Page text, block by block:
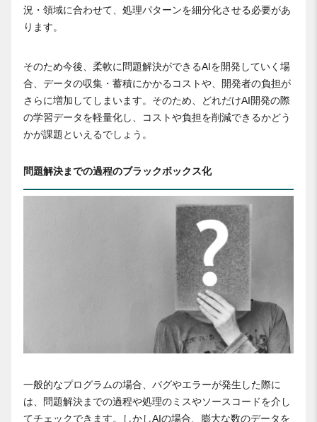
況・領域に合わせて、処理パターンを細分化させる必要があ
ります。
そのため今後、柔軟に問題解決ができるAIを開発していく場
合、データの収集・蓄積にかかるコストや、開発者の負担が
さらに増加してしまいます。そのため、どれだけAI開発の際
の学習データを軽量化し、コストや負担を削減できるかどう
かが課題といえるでしょう。
問題解決までの過程のブラックボックス化
一般的なプログラムの場合、バグやエラーが発生した際に
は、問題解決までの過程や処理のミスやソースコードを介し
てチェックできます。しかしAIの場合、膨大な数のデータを